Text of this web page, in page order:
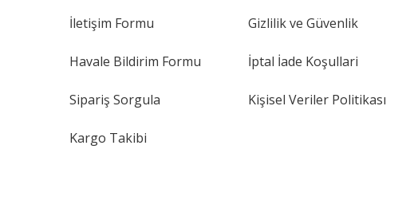
İletişim Formu
Havale Bildirim Formu
Sipariş Sorgula
Kargo Takibi
Gizlilik ve Güvenlik
İptal İade Koşullari
Kişisel Veriler Politikası